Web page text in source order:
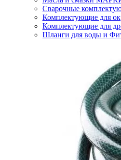
Сварочные
Комплектующие для
Комплектующие для
Шланги для воды и